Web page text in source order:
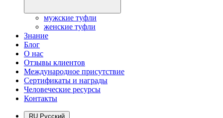
мужские туфли
женские туфли
Знание
Блог
О нас
Отзывы клиентов
Международное присутствие
Сертификаты и награды
Человеческие ресурсы
Контакты
RU Русский